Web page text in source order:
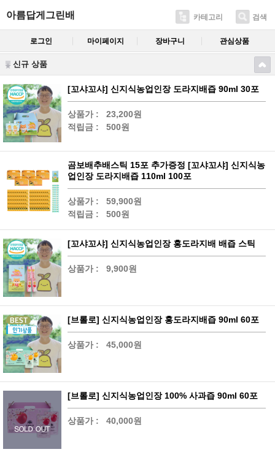
아름답게그린배 카테고리 검색
로그인 마이페이지 장바구니 관심상품
신규 상품
[꼬샤꼬샤] 신지식농업인장 도라지배즙 90ml 30포
상품가 :
23,200원
적립금 :
500원
곰보배추배스틱 15포 추가증정 [꼬샤꼬샤] 신지식농
업인장 도라지배즙 110ml 100포
상품가 :
59,900원
적립금 :
500원
[꼬샤꼬샤] 신지식농업인장 홍도라지배 배즙 스틱
상품가 : 9,900원
[브롤로] 신지식농업인장 홍도라지배즙 90ml 60포
상품가 : 45,000원
[브롤로] 신지식농업인장 100% 사과즙 90ml 60포
상품가 : 40,000원